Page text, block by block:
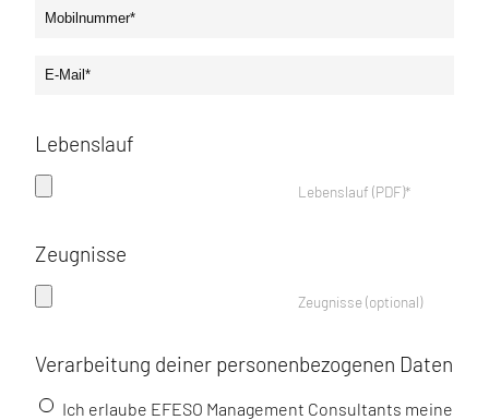
Lebenslauf
Lebenslauf (PDF)*
Zeugnisse
Zeugnisse (optional)
Verarbeitung deiner personenbezogenen Daten
Ich erlaube EFESO Management Consultants meine